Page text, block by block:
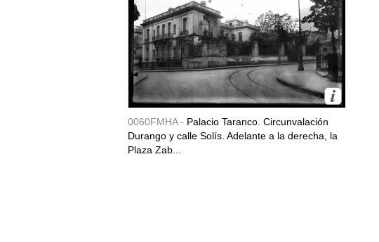
0060FMHA - Palacio Taranco. Circunvalación
Durango y calle Solís. Adelante a la derecha, la
Plaza Zab...